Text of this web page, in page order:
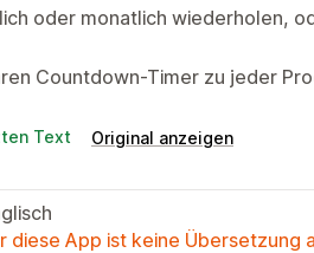
oder monatlich wiederholen,
Countdown-Timer zu jeder
Text Original anzeigen
diese App ist keine Übersetzung